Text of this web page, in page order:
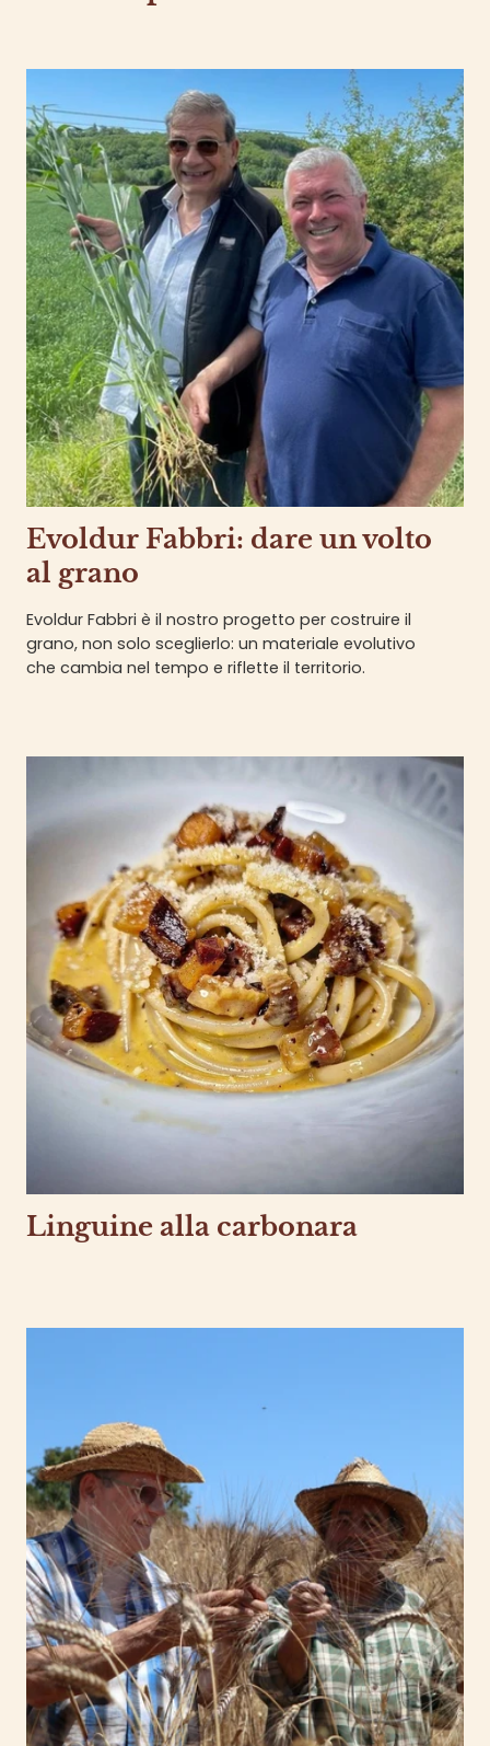
Evoldur Fabbri: dare un volto
al grano
Evoldur Fabbri è il nostro progetto per costruire il
grano, non solo sceglierlo: un materiale evolutivo
che cambia nel tempo e riflette il territorio.
Linguine alla carbonara